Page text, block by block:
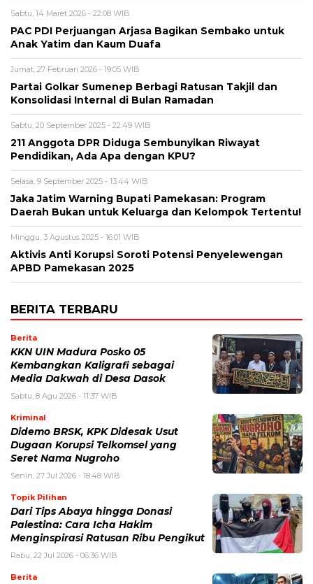
Sabtu, 14 Maret 2026 - 22:08 WIB
PAC PDI Perjuangan Arjasa Bagikan Sembako untuk
Anak Yatim dan Kaum Duafa
Jumat, 27 Februari 2026 - 19:05 WIB
Partai Golkar Sumenep Berbagi Ratusan Takjil dan
Konsolidasi Internal di Bulan Ramadan
Sabtu, 20 September 2025 - 22:49 WIB
211 Anggota DPR Diduga Sembunyikan Riwayat
Pendidikan, Ada Apa dengan KPU?
Selasa, 9 September 2025 - 13:44 WIB
Jaka Jatim Warning Bupati Pamekasan: Program
Daerah Bukan untuk Keluarga dan Kelompok Tertentu!
Minggu, 3 Agustus 2025 - 16:01 WIB
Aktivis Anti Korupsi Soroti Potensi Penyelewengan
APBD Pamekasan 2025
BERITA TERBARU
Berita
KKN UIN Madura Posko 05
Kembangkan Kaligrafi sebagai
Media Dakwah di Desa Dasok
Sabtu, 8 Agu 2026 - 11:37 WIB
Kriminal
Didemo BRSK, KPK Didesak Usut
Dugaan Korupsi Telkomsel yang
Seret Nama Nugroho
Senin, 27 Jul 2026 - 18:48 WIB
Topik Pilihan
Dari Tips Abaya hingga Donasi
Palestina: Cara Icha Hakim
Menginspirasi Ratusan Ribu Pengikut
Rabu, 22 Jul 2026 - 06:36 WIB
Berita